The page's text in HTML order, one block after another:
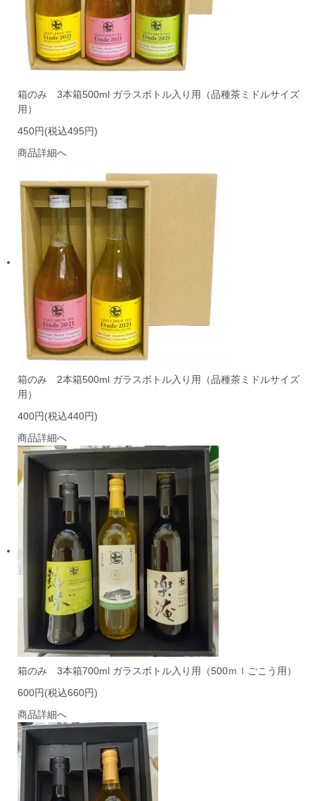
箱のみ 3本箱500ml ガラスボトル入り用（品種茶ミドルサイズ
用）
450円(税込495円)
商品詳細へ
箱のみ 2本箱500ml ガラスボトル入り用（品種茶ミドルサイズ
用）
400円(税込440円)
商品詳細へ
箱のみ 3本箱700ml ガラスボトル入り用（500ｍｌごこう用）
600円(税込660円)
商品詳細へ